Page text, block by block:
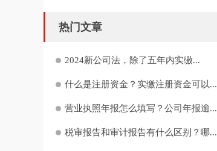
热门文章
2024新公司法，除了五年内实缴...
什么是注册资金？实缴注册资金可以...
营业执照年报怎么填写？公司年报逾...
税审报告和审计报告有什么区别？哪...